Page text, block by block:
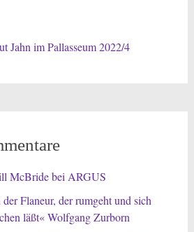
Jahn im Pallasseum 2022/4
McBride bei ARGUS
Flaneur, der rumgeht und sich
läßt« Wolfgang Zurborn